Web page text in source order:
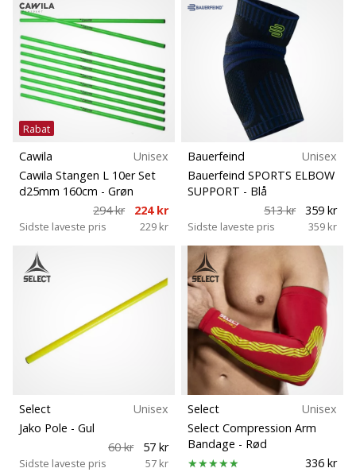
Rabat
Cawila
Unisex
Cawila Stangen L 10er Set
d25mm 160cm - Grøn
294 kr
224 kr
Sidste laveste pris 229 kr
Bauerfeind
Unisex
Bauerfeind SPORTS ELBOW
SUPPORT - Blå
513 kr
359 kr
Sidste laveste pris 359 kr
Select
Unisex
Jako Pole - Gul
60 kr
57 kr
Sidste laveste pris 57 kr
Select
Unisex
Select Compression Arm
Bandage - Rød
336 kr